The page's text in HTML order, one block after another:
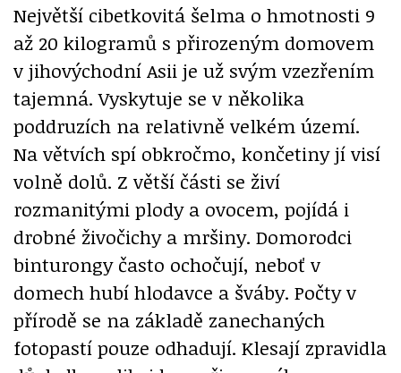
Největší cibetkovitá šelma o hmotnosti 9
až 20 kilogramů s přirozeným domovem
v jihovýchodní Asii je už svým vzezřením
tajemná. Vyskytuje se v několika
poddruzích na relativně velkém území.
Na větvích spí obkročmo, končetiny jí visí
volně dolů. Z větší části se živí
rozmanitými plody a ovocem, pojídá i
drobné živočichy a mršiny. Domorodci
binturongy často ochočují, neboť v
domech hubí hlodavce a šváby. Počty v
přírodě se na základě zanechaných
fotopastí pouze odhadují. Klesají zpravidla